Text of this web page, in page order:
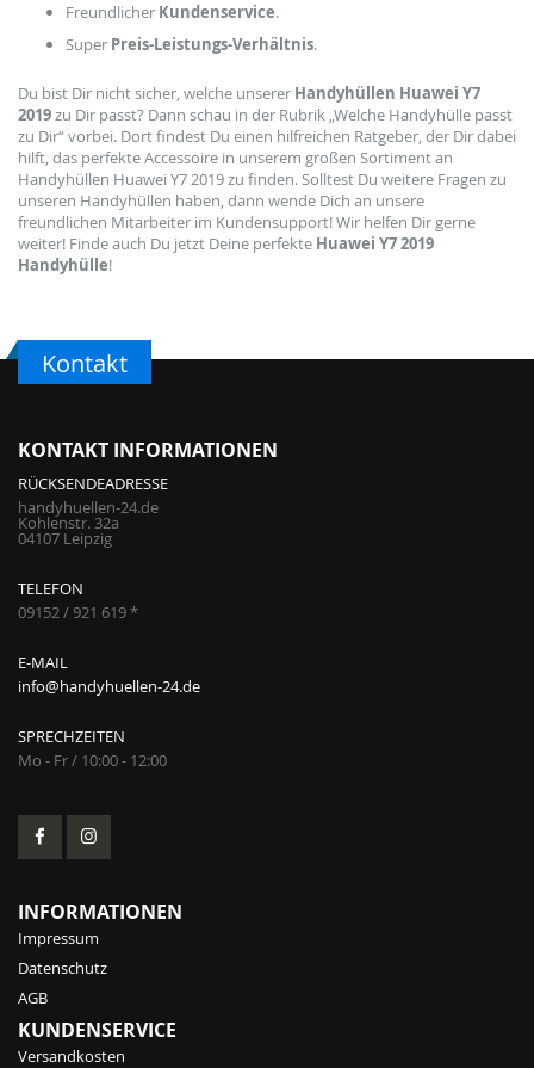
Freundlicher Kundenservice.
Super Preis-Leistungs-Verhältnis.
Du bist Dir nicht sicher, welche unserer Handyhüllen Huawei Y7
2019zu Dir passt? Dann schau in der Rubrik „Welche Handyhülle passt
zu Dir“ vorbei. Dort findest Du einen hilfreichen Ratgeber, der Dir dabei
hilft, das perfekte Accessoire in unserem großen Sortiment an
Handyhüllen Huawei Y7 2019 zu finden. Solltest Du weitere Fragen zu
unseren Handyhüllen haben, dann wende Dich an unsere
freundlichen Mitarbeiter im Kundensupport! Wir helfen Dir gerne
weiter! Finde auch Du jetzt Deine perfekte Huawei Y7 2019
Handyhülle!
Kontakt
KONTAKT INFORMATIONEN
RÜCKSENDEADRESSE
handyhuellen-24.de
Kohlenstr. 32a
04107 Leipzig
TELEFON
09152 / 921 619 *
E-MAIL
info@handyhuellen-24.de
SPRECHZEITEN
Mo - Fr / 10:00 - 12:00
INFORMATIONEN
Impressum
Datenschutz
AGB
KUNDENSERVICE
Versandkosten